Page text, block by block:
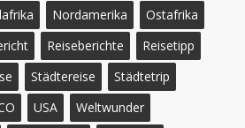
Nordamerika
Ostafrika
Reiseberichte
Reisetipp
Städtereise
Städtetrip
USA
Weltwunder